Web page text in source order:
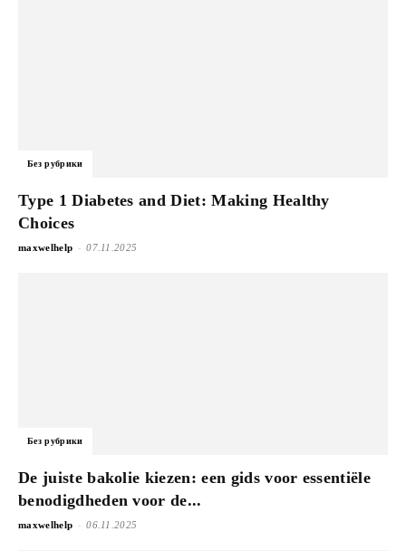
Без рубрики
Type 1 Diabetes and Diet: Making Healthy
Choices
maxwelhelp - 07.11.2025
Без рубрики
De juiste bakolie kiezen: een gids voor essentiële
benodigdheden voor de...
maxwelhelp - 06.11.2025